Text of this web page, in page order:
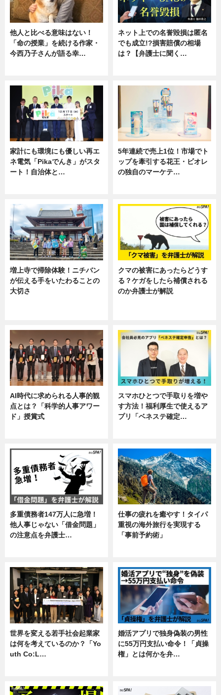
他人と比べる意味はない！
「命の授業」を続ける作家・
今西乃子さんが語る幸…
ネット上での名誉毀損は匿名
でも成立!?損害賠償の相場
は？【弁護士に聞く…
家計にも環境にも優しい再エ
ネ電気「Pikaでんき」がスタ
ート！自治体と…
5年連続で売上1位！市場でト
ップを牽引する花王・ビオレ
の独自のマーケテ…
増上寺で掃除体験！ニチバン
が伝える手をいたわることの
大切さ
クマの被害にあったらどうす
る？ケガをしたら補償される
のか弁護士が解説
AI時代に求められる人事的観
点とは？「科学的人事アワー
ド」授賞式
スマホひとつで手取りを増や
す方法！福利厚生で使えるア
プリ「ベネステ確定…
多重債務者147万人に急増！
他人事じゃない「借金問題」
の注意点を弁護士…
仕事の疲れを癒やす！タイパ
重視の海外旅行を実現する
「事前予約術」
世界を変える若手社会起業家
は何を考えているのか？「Yo
uth Co:L…
婚活アプリで独身偽装の男性
に55万円支払い命令！「貞操
権」とは何かを弁…